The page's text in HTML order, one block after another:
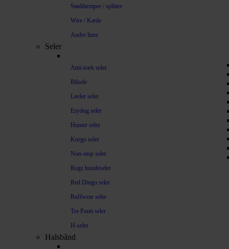
Støddæmper / splitter
Wire / Kæde
Andre liner
Seler
Anti-træk seler
Bilsele
Læder seler
Ezydog seler
Hunter seler
Kurgo seler
Non-stop seler
Rogz hundeseler
Red Dingo seler
Ruffwear seler
Tre Ponti seler
H-seler
Halsbånd